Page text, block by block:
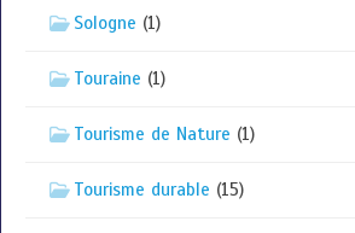
Sologne (1)
Touraine (1)
Tourisme de Nature (1)
Tourisme durable (15)